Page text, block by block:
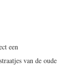
een
van de oude